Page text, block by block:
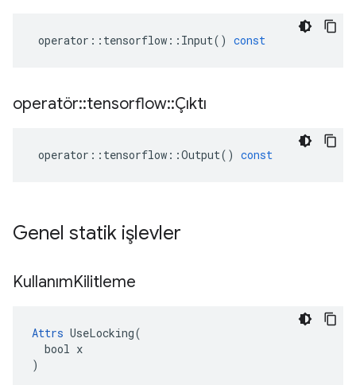
operator :: tensorflow :: Input() const
operatör::tensorflow::Çıktı
operator :: tensorflow ::Output() const
Genel statik işlevler
KullanımKilitleme
Attrs UseLocking(
  bool x
)